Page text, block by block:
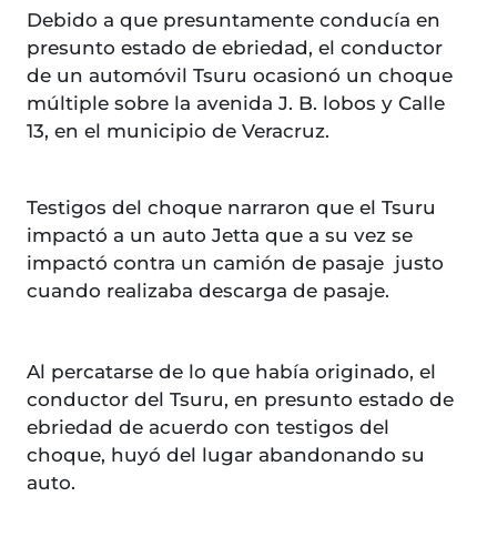
Debido a que presuntamente conducía en
presunto estado de ebriedad, el conductor
de un automóvil Tsuru ocasionó un choque
múltiple sobre la avenida J. B. lobos y Calle
13, en el municipio de Veracruz.
Testigos del choque narraron que el Tsuru
impactó a un auto Jetta que a su vez se
impactó contra un camión de pasaje justo
cuando realizaba descarga de pasaje.
Al percatarse de lo que había originado, el
conductor del Tsuru, en presunto estado de
ebriedad de acuerdo con testigos del
choque, huyó del lugar abandonando su
auto.